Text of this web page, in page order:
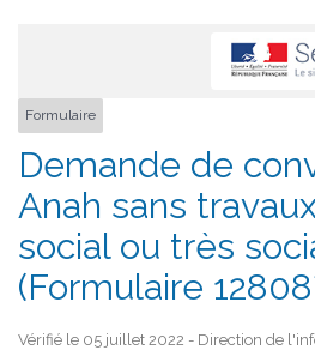
Formulaire
Demande de
Anah sans
social ou très
(Formulaire
Vérifié le 05 juillet 2022 - Direction de